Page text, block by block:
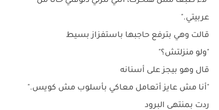
عربيتي."
قالت وهي بترفع حاجبها باستفزاز بسيط
"ولو منزلتش؟"
قال وهو بيجز على أسنانه
"أنا مش عايز أتعامل معاكي بأسلوب مش كويس."
ردت بمنتهى البرود